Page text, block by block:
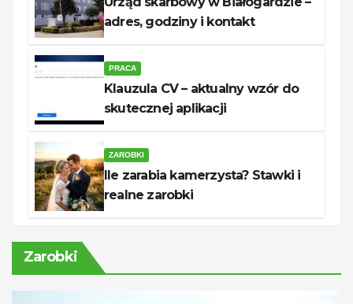
adres, godziny i kontakt
PRACA
Klauzula CV – aktualny wzór do
skutecznej aplikacji
ZAROBKI
Ile zarabia kamerzysta? Stawki i
realne zarobki
Zarobki